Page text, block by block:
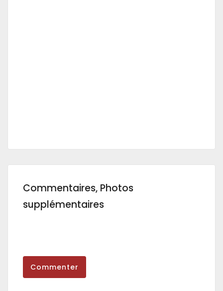
Commentaires, Photos
supplémentaires
Commenter